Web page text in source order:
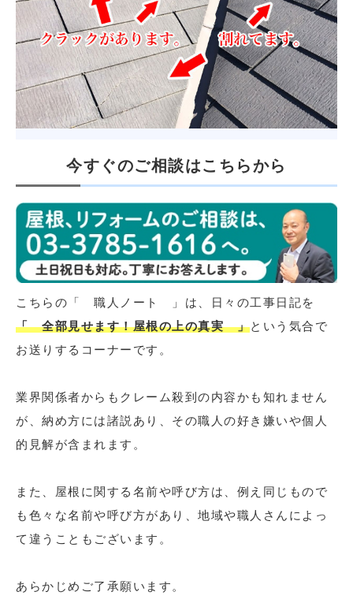
今すぐのご相談はこちらから
こちらの「 職人ノート 」は、日々の工事日記を
「 全部見せます！屋根の上の真実 」という気合で
お送りするコーナーです。
業界関係者からもクレーム殺到の内容かも知れません
が、納め方には諸説あり、その職人の好き嫌いや個人
的見解が含まれます。
また、屋根に関する名前や呼び方は、例え同じもので
も色々な名前や呼び方があり、地域や職人さんによっ
て違うこともございます。
あらかじめご了承願います。